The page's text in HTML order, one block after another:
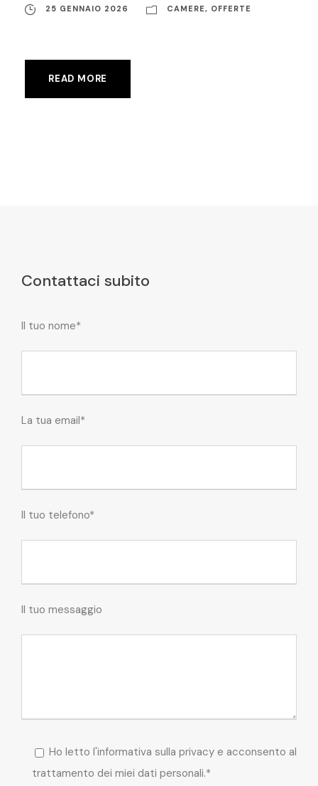
25 GENNAIO 2026 CAMERE, OFFERTE
READ MORE
Contattaci subito
Il tuo nome*
La tua email*
Il tuo telefono*
Il tuo messaggio
Ho letto l'informativa sulla privacy e acconsento al
trattamento dei miei dati personali.*